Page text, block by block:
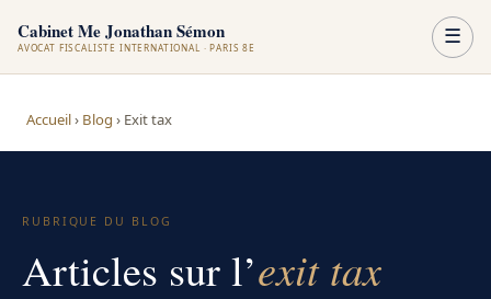
Cabinet Me Jonathan Sémon
AVOCAT FISCALISTE INTERNATIONAL · PARIS 8E ☰
Accueil› Blog › Exit tax
RUBRIQUE DU BLOG
Articles sur l’exit tax